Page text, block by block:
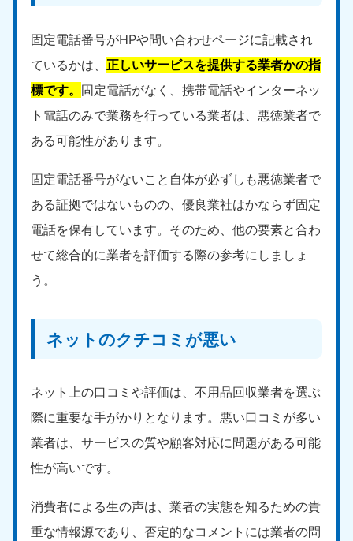
固定電話番号がHPや問い合わせページに記載され
ているかは、 正しいサービスを提供する業者かの指
標です。 固定電話がなく、携帯電話やインターネッ
ト電話のみで業務を行っている業者は、悪徳業者で
ある可能性があります。
固定電話番号がないこと自体が必ずしも悪徳業者で
ある証拠ではないものの、優良業社はかならず固定
電話を保有しています。そのため、他の要素と合わ
せて総合的に業者を評価する際の参考にしましょ
う。
ネットのクチコミが悪い
ネット上の口コミや評価は、不用品回収業者を選ぶ
際に重要な手がかりとなります。悪い口コミが多い
業者は、サービスの質や顧客対応に問題がある可能
性が高いです。
消費者による生の声は、業者の実態を知るための貴
重な情報源であり、否定的なコメントには業者の問